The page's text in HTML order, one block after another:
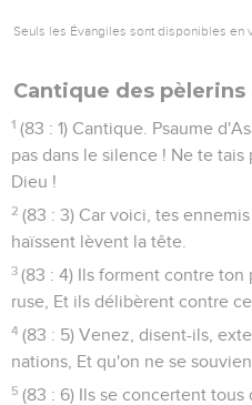
Seuls les Évangiles sont disponibles en
Cantique des
1 (83 : 1) Cantique. Psaume
pas dans le silence ! Ne te tais
Dieu !
2 (83 : 3) Car voici, tes
haïssent lèvent la tête.
3 (83 : 4) Ils forment contre
ruse, Et ils délibèrent contre
4 (83 : 5) Venez, disent-ils,
nations, Et qu'on ne se
5 (83 : 6) Ils se concertent